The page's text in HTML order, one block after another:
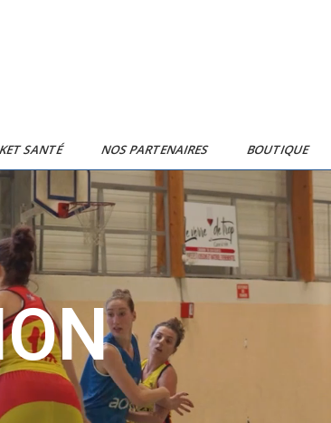
SANTÉ NOS PARTENAIRES BOUTIQUE